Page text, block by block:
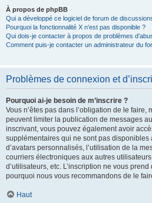
À propos de phpBB
Qui a développé ce logiciel de forum de
Pourquoi la fonctionnalité X n’est pas disponible ?
Qui dois-je contacter à propos de problèmes
Comment puis-je contacter un administrateur du
Problèmes de connexion et
Pourquoi ai-je besoin de m’inscrire ?
Vous n’êtes pas dans l’obligation de le
peuvent limiter la publication de messages
inscrivant, vous pouvez également avoir
supplémentaires qui ne sont pas disponibles
d’avatars personnalisés, l’utilisation de la
courriers électroniques aux autres
d’utilisateurs, etc. L’inscription ne vous prend
pourquoi nous vous recommandons de le
Haut